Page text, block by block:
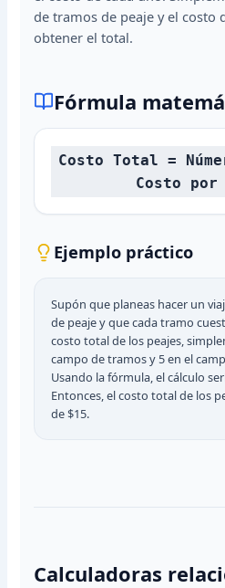
de tramos de peaje y el costo
obtener el total.
Fórmula
Costo Total =
Costo por
Ejemplo práctico
Supón que planeas hacer un
de peaje y que cada tramo
costo total de los peajes,
campo de tramos y 5 en el
Usando la fórmula, el cálculo
Entonces, el costo total de los
de $15.
Calculadoras